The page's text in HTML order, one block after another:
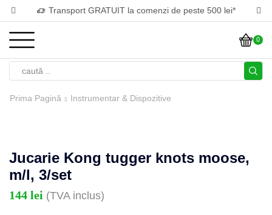
Transport GRATUIT la comenzi de peste 500 lei*
0
Prima Pagină Instrumentar & Dispozitive
Jucarie Kong tugger knots moose,
m/l, 3/set
144 lei (TVA inclus)